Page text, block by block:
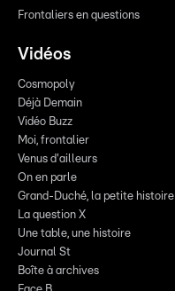
Frontaliers en questions
Vidéos
Cosmopoly
Déjà Demain
Vidéo Buzz
Moi, frontalier
Venus d'ailleurs
On en parle
Grand-Duché, la petite histoire
La question X
Une table, une histoire
Journal St
Boîte à archives